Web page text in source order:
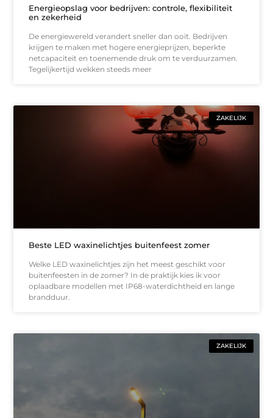
Energieopslag voor bedrijven: controle, flexibiliteit
en zekerheid
De energiewereld verandert sneller dan ooit. Bedrijven
krijgen te maken met hogere energieprijzen, beperkte
netcapaciteit en toenemende druk om te verduurzamen.
Tegelijkertijd wekken steeds meer
ZAKELIJK
Beste LED waxinelichtjes buitenfeest zomer
Welke LED waxinelichtjes zijn het meest geschikt voor
buitenfeesten in de zomer? In de praktijk kies ik voor
oplaadbare modellen met IP68-waterdichtheid en lange
brandduur.
ZAKELIJK